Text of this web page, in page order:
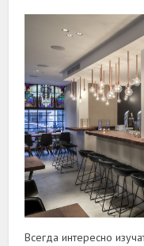
Всегда интересно